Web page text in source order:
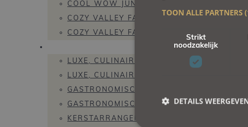
COOL WOW JUNIOR SUITE
COZY VALLEY FAMILIEKAMER (3 PERS.)
COZY VALLEY FAMILIEKAMER (4 PERS.)
LUXE, CULINAIR ARRANGEMENT
LUXE, CULINAIR GOLF ARRANGEMENT
GASTRONOMISCH ARRANGEMENT
GASTRONOMISCH WILD ARRANGEMENT
KERSTARRANGEMENTEN
TOON ALLE PARTNERS
Strikt
noodzakelijk
DETAILS